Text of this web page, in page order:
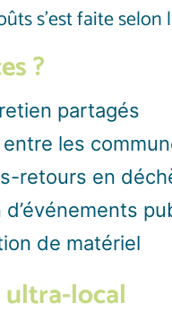
s’est faite
?
partagés
les
retours en
d’événements
de matériel
local